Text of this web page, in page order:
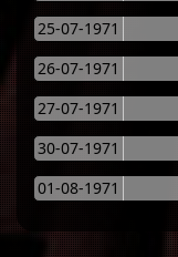
25-07-1971
26-07-1971
27-07-1971
30-07-1971
01-08-1971